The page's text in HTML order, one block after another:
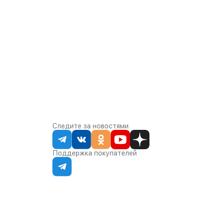
Следите за новостями
Поддержка покупателей